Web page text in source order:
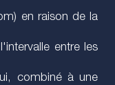
en raison de la
entre les
combiné à une